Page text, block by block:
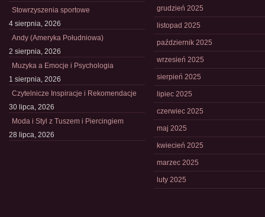
Stowrzyszenia sportowe
4 sierpnia, 2026
Andy (Ameryka Południowa)
2 sierpnia, 2026
Muzyka a Emocje i Psychologia
1 sierpnia, 2026
Czytelnicze Inspiracje i Rekomendacje
30 lipca, 2026
Moda i Styl z Tuszem i Piercingiem
28 lipca, 2026
grudzień 2025
listopad 2025
październik 2025
wrzesień 2025
sierpień 2025
lipiec 2025
czerwiec 2025
maj 2025
kwiecień 2025
marzec 2025
luty 2025